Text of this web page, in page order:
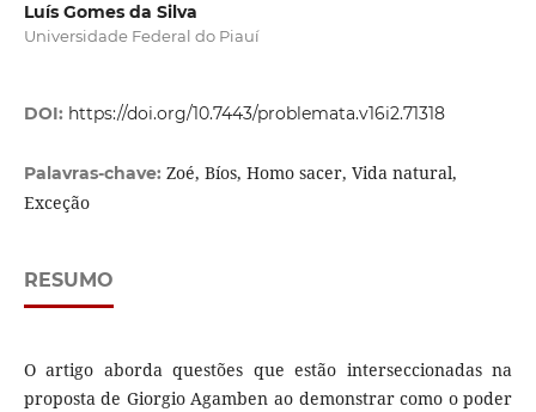
Luís Gomes da Silva
Universidade Federal do Piauí
DOI: https://doi.org/10.7443/problemata.v16i2.71318
Palavras-chave: Zoé, Bíos, Homo sacer, Vida natural,
Exceção
RESUMO
O artigo aborda questões que estão interseccionadas na
proposta de Giorgio Agamben ao demonstrar como o poder